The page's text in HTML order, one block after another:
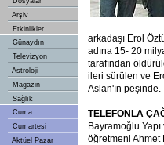
Arşiv
Etkinlikler
Günaydın
Televizyon
Astroloji
Magazin
Sağlık
Cuma
Cumartesi
Aktüel Pazar
arkadaşı Erol
adına 15- 20
tarafından
ileri sürülen ve
Aslan'ın peşinde.
TELEFONLA
Bayramoğlu
öğretmeni Ahmet